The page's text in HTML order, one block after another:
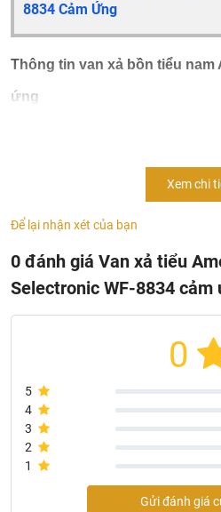
8834 Cảm Ứng
Thông tin van xả bồn tiểu nam
ứng
Nguồn cảm ứng: Pin
Áp lực nước: 0.07MPa ~
Chất liệu: Đồng
Thời gian bảo hành: 2 năm
Xem chi
Để lại nhận xét của bạn
0 đánh giá Van xả tiểu
Selectronic WF-8834 cảm
0
5
4
3
2
1
Gửi đánh giá